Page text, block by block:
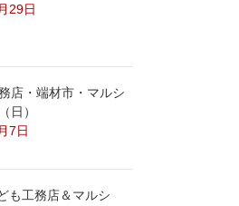
29日
店・端材市・マルシ
日）
7日
も工務店＆マルシ